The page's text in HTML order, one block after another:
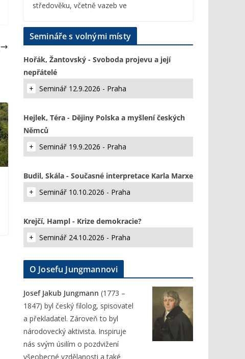
středověku, včetně vazeb ve
Semináře s volnými místy
Hořák, Žantovský - Svoboda projevu a její
nepřátelé
Seminář 12.9.2026 - Praha
Hejlek, Téra - Dějiny Polska a myšlení českých
Němců
Seminář 19.9.2026 - Praha
Budil, Skála - Současné interpretace Karla Marxe
Seminář 10.10.2026 - Praha
Krejčí, Hampl - Krize demokracie?
Seminář 24.10.2026 - Praha
O Josefu Jungmannovi
Josef Jakub Jungmann (1773 –
1847) byl český filolog, spisovatel
a překladatel. Zároveň to byl
národovecký aktivista. Inspiruje
nás svým úsilím o pozdvižení
všeobecné vzdělanosti a také